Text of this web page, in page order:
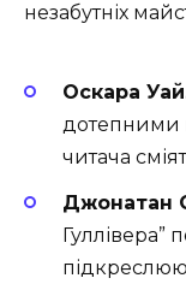
незабутніх
Оскара
дотепними
читача
Джонатан
Гуллівера”